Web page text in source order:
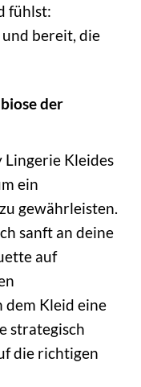
fühlst:
bereit, die
der
Lingerie Kleides
ein
gewährleisten.
sanft an deine
auf
dem Kleid eine
strategisch
die richtigen